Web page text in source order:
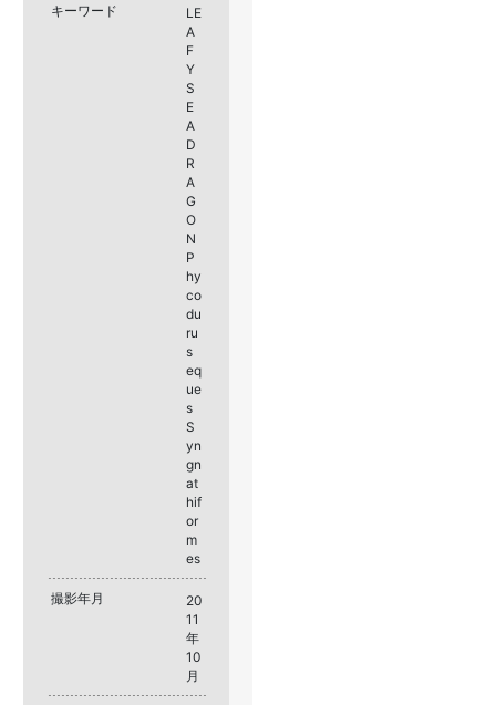
キーワード
LE
A
F
Y
S
E
A
D
R
A
G
O
N
P
hy
co
du
ru
s
eq
ue
s
S
yn
gn
at
hif
or
m
es
撮影年月
20
11
年
10
月